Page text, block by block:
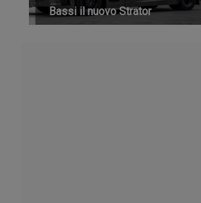
Bassi il nuovo Strator